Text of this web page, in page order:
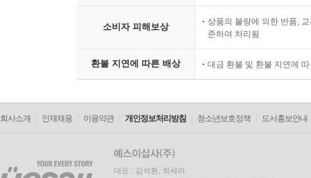
소비자 피해보상
상품의 불량에 의한 반품,
준하여 처리됨
환불 지연에 따른 배상 대금 환불 및 환불 지연에
회사소개 인재채용 이용약관 개인정보처리방침 청소년보호정책 도서홍보안내
대표 : 김석환, 최세라